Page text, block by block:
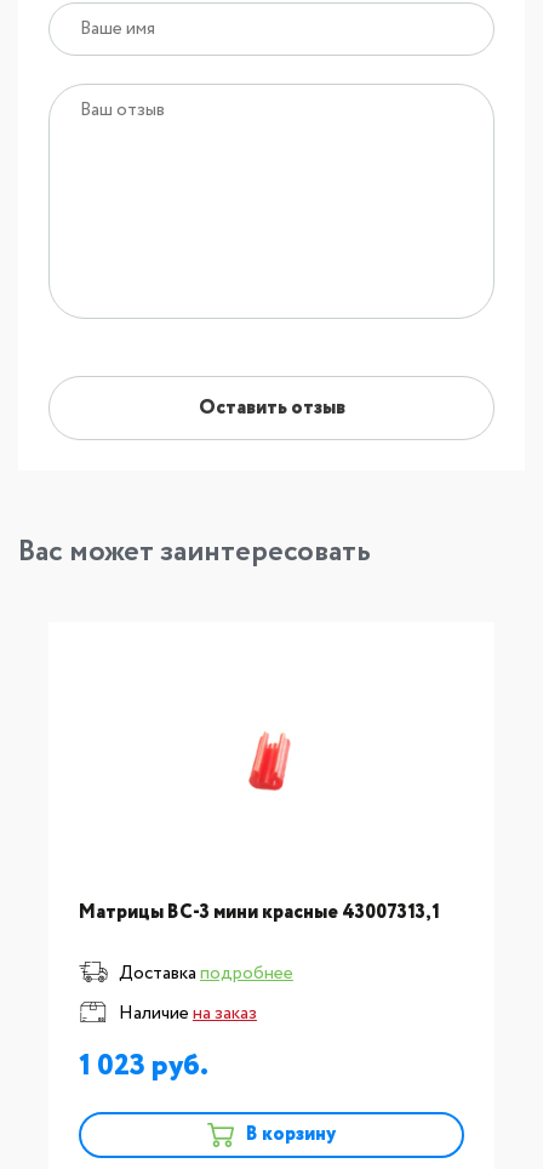
Оставить отзыв
Вас может заинтересовать
Матрицы ВС-3 мини красные 43007313,1
Доставкаподробнее
Наличиена заказ
1 023
В корзину